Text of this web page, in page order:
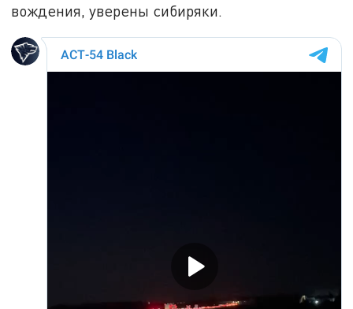
вождения, уверены сибиряки.